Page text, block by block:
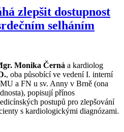
zlepšit dostupnost
selháním
Monika Černá a kardiolog
, oba působící ve vedení I. interní
a FN u sv. Anny v Brně (ona
popisují přínos
postupů pro zlepšování
s kardiologickými diagnózami.